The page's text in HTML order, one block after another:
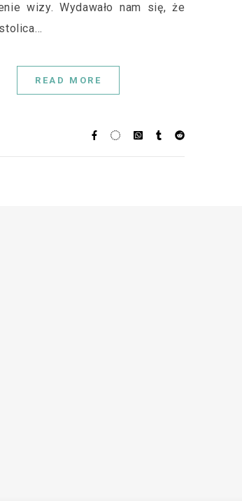
wizy. Wydawało nam się, że
READ MORE